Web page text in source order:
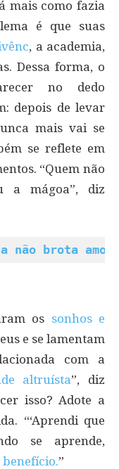
mais como fazia
é que suas
, a academia,
Dessa forma, o
no dedo
depois de levar
mais vai se
se reflete em
“Quem não
a mágoa”, diz
não brota amor
os sonhos e
e se lamentam
com a
altruísta”, diz
isso? Adote a
“‘Aprendi que
se aprende,
”